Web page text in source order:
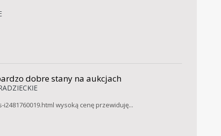
dobre stany na aukcjach
wysoką cenę przewiduję...